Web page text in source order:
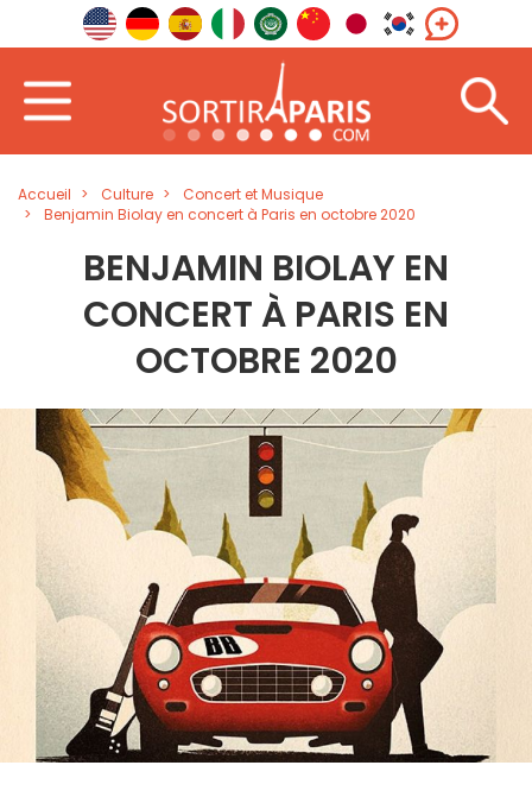
Accueil Culture
Concert et Musique
Benjamin Biolay en concert à Paris en octobre 2020
BENJAMIN BIOLAY EN
CONCERT À PARIS EN
OCTOBRE 2020